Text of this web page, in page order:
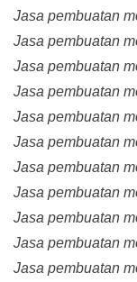
Jasa pembuatan
Jasa pembuatan
Jasa pembuatan
Jasa pembuatan
Jasa pembuatan
Jasa pembuatan
Jasa pembuatan
Jasa pembuatan
Jasa pembuatan
Jasa pembuatan
Jasa pembuatan